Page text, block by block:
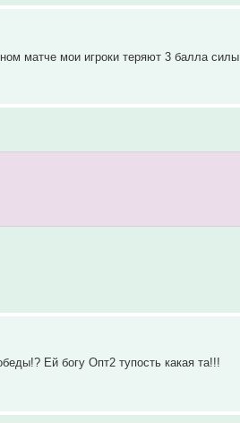
матче мои игроки теряют 3 балла силы
Ей богу Опт2 тупость какая та!!!